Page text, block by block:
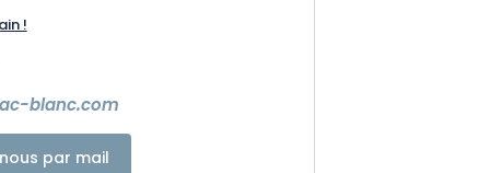
!
blanc.com
par mail